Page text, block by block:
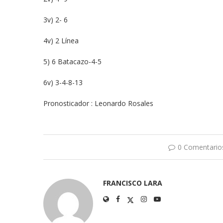
3v) 2- 6
4v) 2 Línea
5) 6 Batacazo-4-5
6v) 3-4-8-13
Pronosticador : Leonardo Rosales
0
FRANCISCO LARA